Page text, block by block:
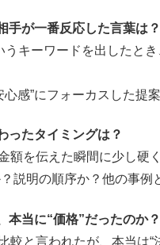
手が一番反応した言葉は？
うキーワードを出したとき
感”にフォーカスした提
ったタイミングは？
額を伝えた瞬間に少し硬く
説明の順序か？他の事例
本当に“価格”だったのか？
較と言われたが、本当は“